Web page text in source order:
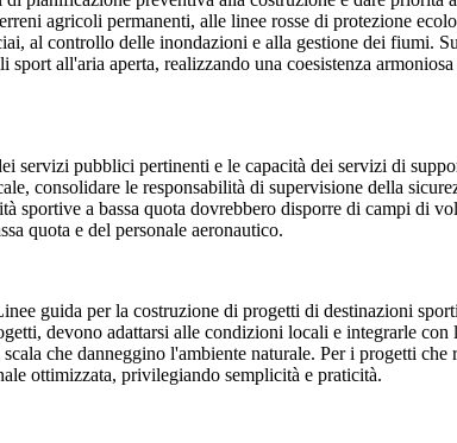
agricoli permanenti, alle linee rosse di protezione
al controllo delle inondazioni e alla gestione dei fiumi.
all'aria aperta, realizzando una coesistenza
servizi pubblici pertinenti e le capacità dei servizi di
consolidare le responsabilità di supervisione della
sportive a bassa quota dovrebbero disporre di campi di
quota e del personale aeronautico.
guida per la costruzione di progetti di destinazioni
devono adattarsi alle condizioni locali e integrarle
che danneggino l'ambiente naturale. Per i progetti
ottimizzata, privilegiando semplicità e praticità.